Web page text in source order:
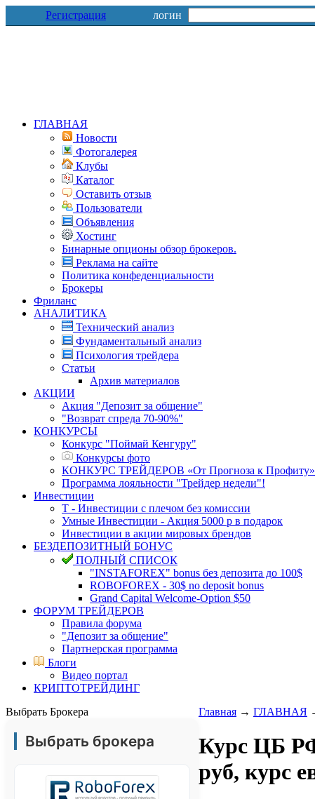
Регистрация логин
ГЛАВНАЯ
Новости
Фотогалерея
Клубы
Каталог
Оставить отзыв
Пользователи
Объявления
Хостинг
Бинарные опционы обзор брокеров.
Реклама на сайте
Политика конфеденциальности
Брокеры
Фриланс
АНАЛИТИКА
Технический анализ
Фундаментальный анализ
Психология трейдера
Статьи
Архив материалов
АКЦИИ
Акция "Депозит за общение"
"Возврат спреда 70-90%"
КОНКУРСЫ
Конкурс "Поймай Кенгуру"
Конкурсы фото
КОНКУРС ТРЕЙДЕРОВ «От Прогноза к Профиту»
Программа лояльности "Трейдер недели"!
Инвестиции
Т - Инвестиции с плечом без комиссии
Умные Инвестиции - Акция 5000 р в подарок
Инвестиции в акции мировых брендов
БЕЗДЕПОЗИТНЫЙ БОНУС
ПОЛНЫЙ СПИСОК
"INSTAFOREX" bonus без депозита до 100$
ROBOFOREX - 30$ no deposit bonus
Grand Capital Welcome-Option $50
ФОРУМ ТРЕЙДЕРОВ
Правила форума
"Депозит за общение"
Партнерская программа
Блоги
Видео портал
КРИПТОТРЕЙДИНГ
Выбрать Брокера
Выбрать брокера
Главная → ГЛАВНАЯ
Курс ЦБ РФ
руб, курс